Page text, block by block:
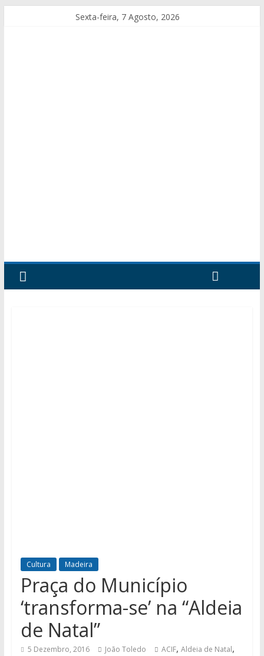
Sexta-feira, 7 Agosto, 2026
Cultura Madeira
Praça do Município
‘transforma-se’ na “Aldeia
de Natal”
5 Dezembro, 2016 João Toledo ACIF, Aldeia de Natal,